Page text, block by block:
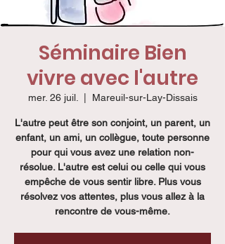
Séminaire Bien
vivre avec l'autre
mer. 26 juil. Mareuil-sur-Lay-Dissais
L'autre peut être son conjoint, un parent, un
enfant, un ami, un collègue, toute personne
pour qui vous avez une relation non-
résolue. L'autre est celui ou celle qui vous
empêche de vous sentir libre. Plus vous
résolvez vos attentes, plus vous allez à la
rencontre de vous-même.